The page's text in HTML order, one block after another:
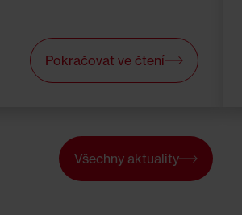
Pokračovat ve čtení
Všechny aktuality